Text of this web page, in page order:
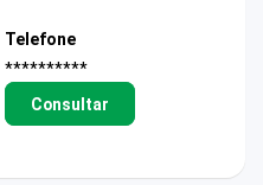
Telefone
**********
Consultar